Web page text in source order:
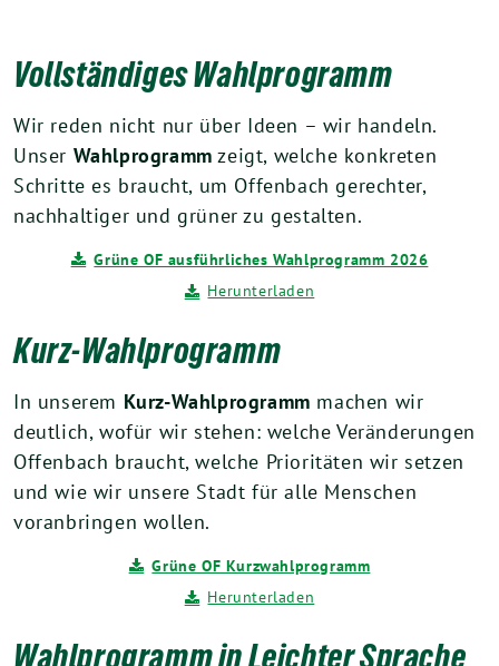
Vollständiges Wahlprogramm
Wir reden nicht nur über Ideen – wir handeln.
Unser Wahlprogramm zeigt, welche konkreten
Schritte es braucht, um Offenbach gerechter,
nachhaltiger und grüner zu gestalten.
Grüne OF ausführliches Wahlprogramm 2026
Herunterladen
Kurz-Wahlprogramm
In unserem Kurz-Wahlprogramm machen wir
deutlich, wofür wir stehen: welche Veränderungen
Offenbach braucht, welche Prioritäten wir setzen
und wie wir unsere Stadt für alle Menschen
voranbringen wollen.
Grüne OF Kurzwahlprogramm
Herunterladen
Wahlprogramm in Leichter Sprache